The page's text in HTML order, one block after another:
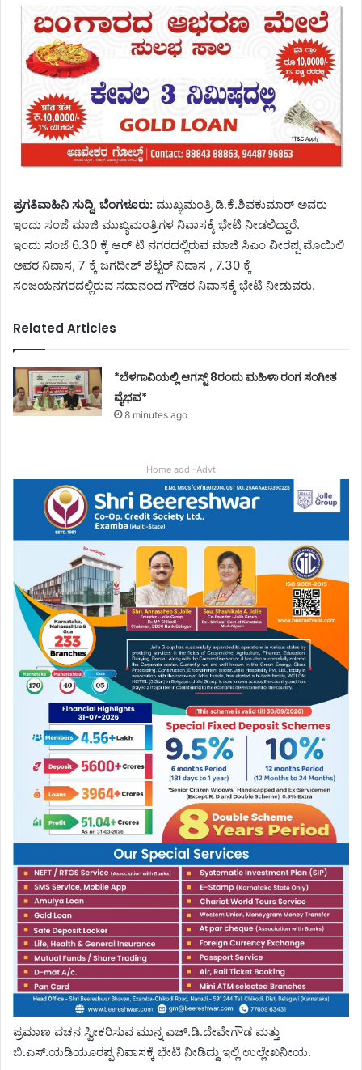
ಪ್ರಗತಿವಾಹಿನಿ ಸುದ್ದಿ, ಬೆಂಗಳೂರು: ಮುಖ್ಯಮಂತ್ರಿ ಡಿ.ಕೆ.ಶಿವಕುಮಾರ್ ಅವರು
ಇಂದು ಸಂಜೆ ಮಾಜಿ ಮುಖ್ಯಮಂತ್ರಿಗಳ ನಿವಾಸಕ್ಕೆ ಭೇಟಿ ನೀಡಲಿದ್ದಾರೆ.
ಇಂದು ಸಂಜೆ 6.30 ಕ್ಕೆ ಆರ್ ಟಿ ನಗರದಲ್ಲಿರುವ ಮಾಜಿ ಸಿಎಂ ವೀರಪ್ಪ ಮೊಯಿಲಿ
ಅವರ ನಿವಾಸ, 7 ಕ್ಕೆ ಜಗದೀಶ್ ಶೆಟ್ಟರ್ ನಿವಾಸ , 7.30 ಕ್ಕೆ
ಸಂಜಯನಗರದಲ್ಲಿರುವ ಸದಾನಂದ ಗೌಡರ ನಿವಾಸಕ್ಕೆ ಭೇಟಿ ನೀಡುವರು.
Related Articles
*ಬೆಳಗಾವಿಯಲ್ಲಿ ಆಗಸ್ಟ್ 8ರಂದು ಮಹಿಳಾ ರಂಗ ಸಂಗೀತ
ವೈಭವ*
8 minutes ago
Home add -Advt
ಪ್ರಮಾಣ ವಚನ ಸ್ವೀಕರಿಸುವ ಮುನ್ನ ಎಚ್.ಡಿ.ದೇವೇಗೌಡ ಮತ್ತು
ಬಿ.ಎಸ್.ಯಡಿಯೂರಪ್ಪ ನಿವಾಸಕ್ಕೆ ಭೇಟಿ ನೀಡಿದ್ದು ಇಲ್ಲಿ ಉಲ್ಲೇಖನೀಯ.